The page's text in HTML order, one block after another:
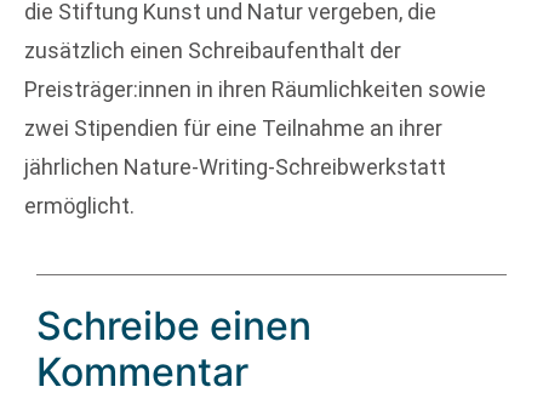
die Stiftung Kunst und Natur vergeben, die
zusätzlich einen Schreibaufenthalt der
Preisträger:innen in ihren Räumlichkeiten sowie
zwei Stipendien für eine Teilnahme an ihrer
jährlichen Nature-Writing-Schreibwerkstatt
ermöglicht.
Schreibe einen
Kommentar